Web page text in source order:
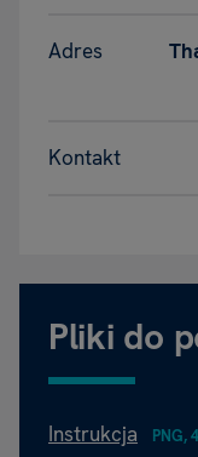
Adres
Kontakt
Pliki do
Instrukcja PNG,